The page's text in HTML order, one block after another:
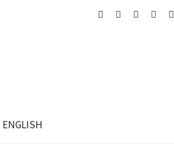
ENGLISH